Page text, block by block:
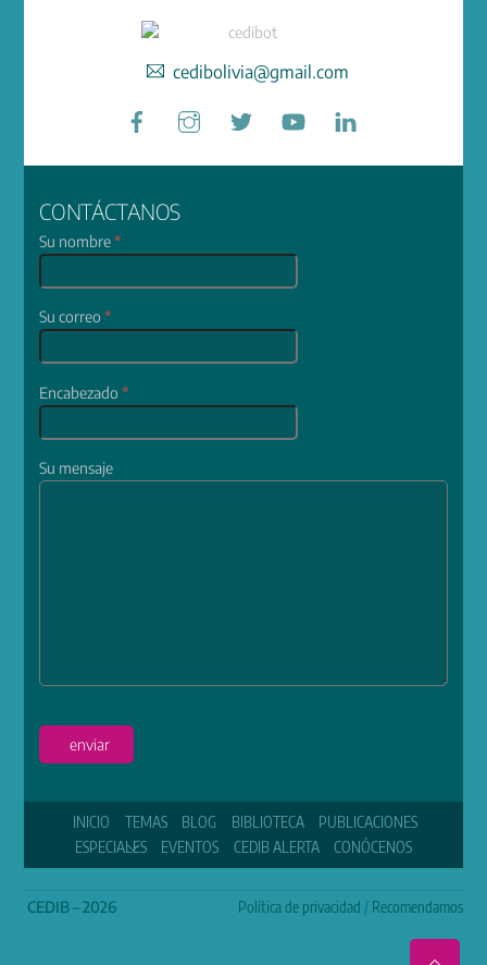
cedibolivia@gmail.com
Facebook
CONTÁCTANOS
Su nombre*
Su correo*
Encabezado*
Su mensaje
enviar
INICIO TEMAS BLOG BIBLIOTECA
PUBLICACIONES
ESPECIALES
EVENTOS CEDIB ALERTA CONÓCENOS
CEDIB – 2026 Política de privacidad / Recomendamos